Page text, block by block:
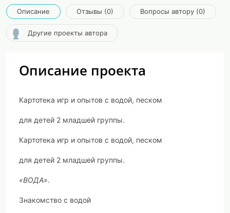
Описание Отзывы (0) Вопросы автору (0)
Другие проекты автора
Описание проекта
Картотека игр и опытов с водой, песком
для детей 2 младшей группы.
Картотека игр и опытов с водой, песком
для детей 2 младшей группы.
«ВОДА».
Знакомство с водой